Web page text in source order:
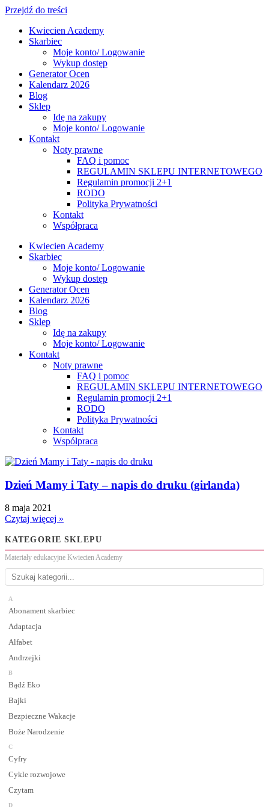
Przejdź do treści
Kwiecien Academy
Skarbiec
Moje konto/ Logowanie
Wykup dostęp
Generator Ocen
Kalendarz 2026
Blog
Sklep
Idę na zakupy
Moje konto/ Logowanie
Kontakt
Noty prawne
FAQ i pomoc
REGULAMIN SKLEPU INTERNETOWEGO
Regulamin promocji 2+1
RODO
Polityka Prywatności
Kontakt
Współpraca
Kwiecien Academy
Skarbiec
Moje konto/ Logowanie
Wykup dostęp
Generator Ocen
Kalendarz 2026
Blog
Sklep
Idę na zakupy
Moje konto/ Logowanie
Kontakt
Noty prawne
FAQ i pomoc
REGULAMIN SKLEPU INTERNETOWEGO
Regulamin promocji 2+1
RODO
Polityka Prywatności
Kontakt
Współpraca
Dzień Mamy i Taty – napis do druku (girlanda)
8 maja 2021
Czytaj więcej »
KATEGORIE SKLEPU
Materiały edukacyjne Kwiecien Academy
A
Abonament skarbiec
Adaptacja
Alfabet
Andrzejki
B
Bądź Eko
Bajki
Bezpieczne Wakacje
Boże Narodzenie
C
Cyfry
Cykle rozwojowe
Czytam
D